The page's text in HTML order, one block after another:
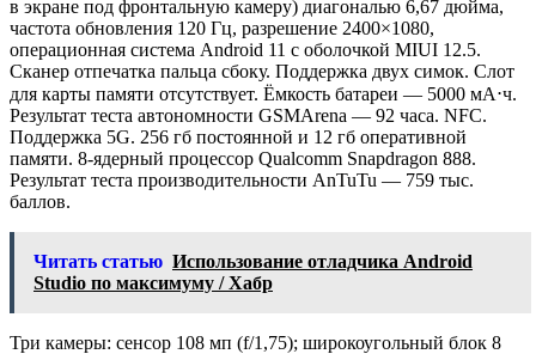
в экране под фронтальную камеру) диагональю 6,67 дюйма,
частота обновления 120 Гц, разрешение 2400×1080,
операционная система Android 11 с оболочкой MIUI 12.5.
Сканер отпечатка пальца сбоку. Поддержка двух симок. Слот
для карты памяти отсутствует. Ёмкость батареи — 5000 мА⋅ч.
Результат теста автономности GSMArena — 92 часа. NFC.
Поддержка 5G. 256 гб постоянной и 12 гб оперативной
памяти. 8-ядерный процессор Qualcomm Snapdragon 888.
Результат теста производительности AnTuTu — 759 тыс.
баллов.
Читать статью Использование отладчика Android
Studio по максимуму / Хабр
Три камеры: сенсор 108 мп (f/1,75); широкоугольный блок 8